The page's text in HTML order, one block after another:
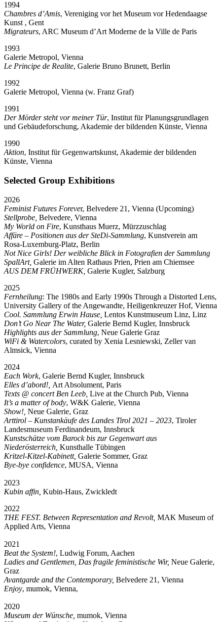
1994
Chambres d’Amis, Vereniging vor het Museum vor Hedendaagse
Kunst , Gent
Migrateurs, ARC Museum d’Art Moderne de la Ville de Paris
1993
Galerie Metropol, Vienna
Le Principe de Realite, Galerie Bruno Brunett, Berlin
1992
Galerie Metropol, Vienna (w. Franz Graf)
1991
Der Mörder steht vor meiner Tür, Institut für Planungsgrundlagen
und Gebäudeforschung, Akademie der bildenden Künste, Vienna
1990
Aktion, Institut für Gegenwartskunst, Akademie der bildenden
Künste, Vienna
Selected Group Exhibitions
2026
Feminist Futures Forever, Belvedere 21, Vienna (Upcoming)
Stellprobe, Belvedere, Vienna
My World on Fire, Kunsthaus Muerz, Mürzzuschlag
Affäre – Positionen aus der SteDi-Sammlung, Kunstverein am
Rosa-Luxemburg-Platz, Berlin
Not Nice Girls! Der weibliche Blick in Fotografien der Sammlung
SpallArt, Galerie im Alten Rathaus Prien, Prien am Chiemsee
AUS DEM FRÜHWERK, Galerie Kugler, Salzburg
2025
Fernheilung: The 1980s and Early 1990s Through a Distorted Lens,
University Gallery of the Angewandte, Heiligenkreuzer Hof, Vienna
Cool. Sammlung Erwin Hause, Lentos Kunstmuseum Linz, Linz
Don’t Go Near The Water, Galerie Bernd Kugler, Innsbruck
Highlights aus der Sammlung, Neue Galerie Graz
WiFi & Watercolors, curated by Xenia Lesniewski, Zeller van
Almsick, Vienna
2024
Each Work, Galerie Bernd Kugler, Innsbruck
Elles d’abord!, Art Absolument, Paris
Texts @ concert Ben Leeb, Live at the Church Pub, Vienna
It’s a matter of body, W&K Galerie, Vienna
Show!, Neue Galerie, Graz
Arttirol – Kunstankäufe des Landes Tirol 2021 – 2023, Tiroler
Landesmuseum Ferdinandeum, Innsbruck
Kunstschätze vom Barock bis zur Gegenwart aus
Niederösterreich, Kunsthalle Tübingen
Kritzel-Kitzel-Kabinett, Galerie Sommer, Graz
Bye-bye confidence, MUSA, Vienna
2023
Kubin affin, Kubin-Haus, Zwickledt
2022
THE FEST. Between Representation and Revolt, MAK Museum of
Applied Arts, Vienna
2021
Beat the System!, Ludwig Forum, Aachen
Ladies and Gentlemen, Das fragile feministische Wir, Neue Galerie,
Graz
Avantgarde and the Contemporary, Belvedere 21, Vienna
Enjoy, mumok, Vienna,
2020
Museum der Wünsche, mumok, Vienna